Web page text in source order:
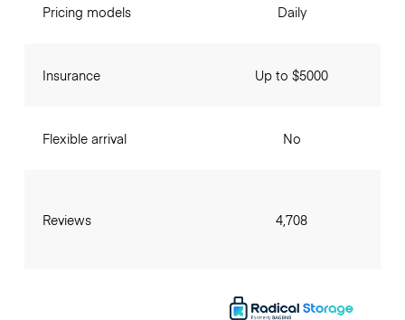
Pricing models
Insurance
Flexible arrival
Reviews
Daily
Up to $5000
No
4,708